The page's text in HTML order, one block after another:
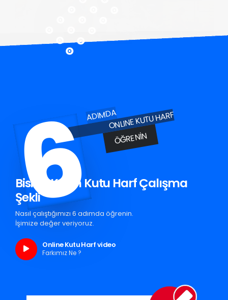
6ADIMDAONLINE KUTU HARF
ÖĞRENIN
Bismil Krom Kutu Harf Çalışma
Şekli
Nasıl çalıştığımızı 6 adımda öğrenin.
İşimize değer veriyoruz.
Online Kutu Harf video
Farkımız Ne ?